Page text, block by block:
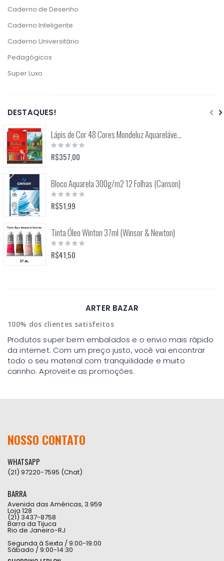
Caderno de Desenho
Caderno Inteligente
Caderno Universitário
Pedagógicos
Super Luxo
DESTAQUES!
Lápis de Cor 48 Cores Mondeluz Aquarelável (Koh-I-Noor)
Rating:
0%
R$357,00
Bloco Aquarela 300g/m2 12 Folhas (Canson)
Rating:
0%
R$51,99
Tinta Óleo Winton 37ml (Winsor & Newton)
Rating:
0%
R$41,50
ARTER BAZAR
100% dos clientes satisfeitos
Produtos super bem embalados e o envio mais rápido
da internet. Com um preço justo, você vai encontrar
todo o seu material com tranquilidade e muito
carinho. Aproveite as promoções.
NOSSO CONTATO
WHATSAPP
(21) 97220-7595 (Chat)
BARRA
Avenida das Américas, 3.959
Loja 128
(21) 3437-8758
Barra da Tijuca
Rio de Janeiro-RJ
Segunda à Sexta / 9:00-19:00
Sábado / 9:00-14:30